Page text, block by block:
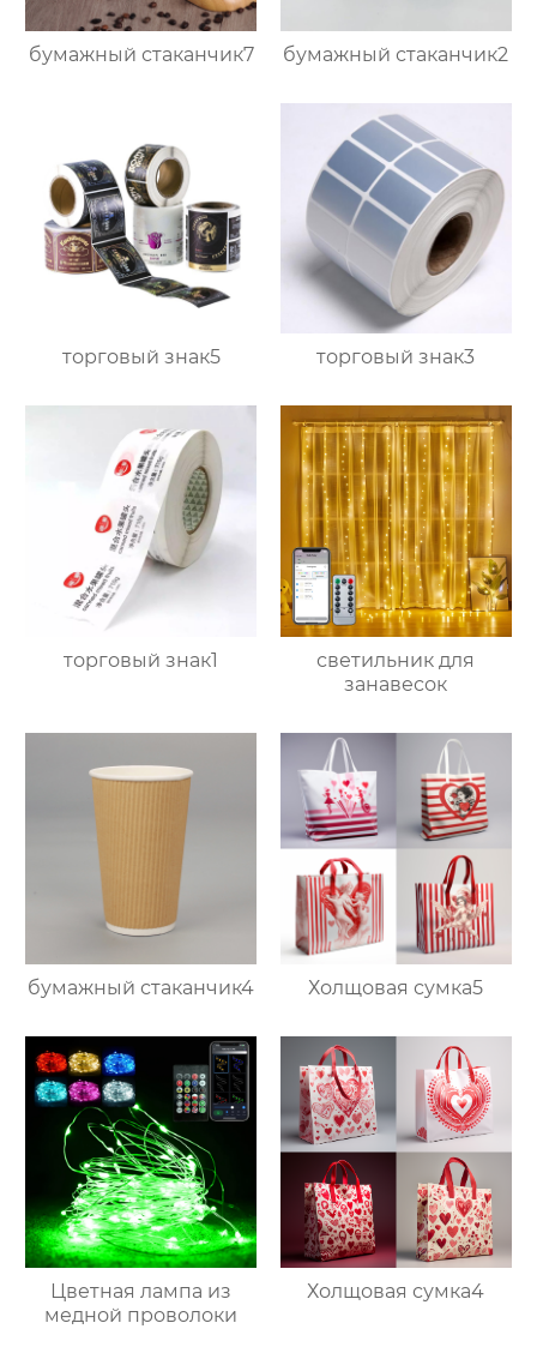
бумажный стаканчик7 бумажный стаканчик2
торговый знак5 торговый знак3
торговый знак1
светильник для
занавесок
бумажный стаканчик4 Холщовая сумка5
Цветная лампа из
медной проволоки
Холщовая сумка4